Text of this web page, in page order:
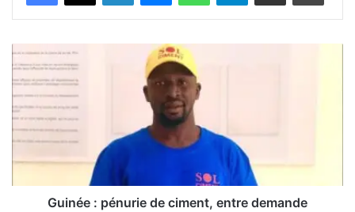
G
u
i
n
é
e
p
é
Guinée : pénurie de ciment, entre demande